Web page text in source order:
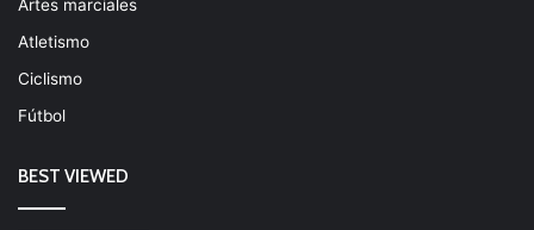
Artes marciales
Atletismo
Ciclismo
Fútbol
BEST VIEWED